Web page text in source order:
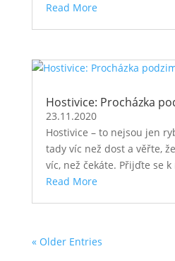
Read More
Hostivice: Procházka
23.11.2020
Hostivice – to nejsou jen
tady víc než dost a věřte,
víc, než čekáte. Přijďte se
Read More
« Older Entries